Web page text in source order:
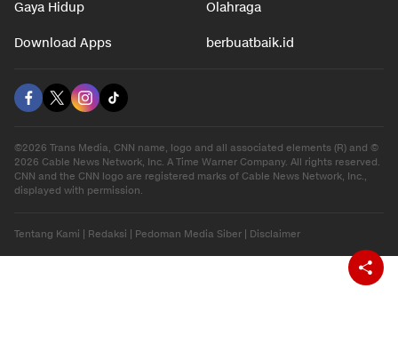
Gaya Hidup Olahraga
Download Apps berbuatbaik.id
©2026 Trans Media, CNN name, logo and all associated elements (R) and ©
2026 Cable News Network, Inc. A Time Warner Company. All rights reserved.
CNN and the CNN logo are registered marks of Cable News Network, Inc.,
displayed with permission.
Tentang Kami | Redaksi | Pedoman Media Siber | Disclaimer